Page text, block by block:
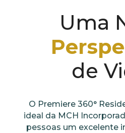
Uma
de
O Premiere 360°
ideal da MCH
pessoas um excelente